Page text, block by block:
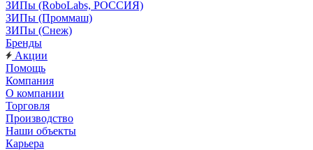
ЗИПы (RoboLabs, РОССИЯ)
ЗИПы (Проммаш)
ЗИПы (Снеж)
Бренды
Акции
Помощь
Компания
О компании
Торговля
Производство
Наши объекты
Карьера